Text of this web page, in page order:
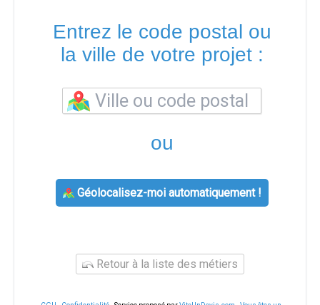
Entrez le code postal ou
la ville de votre projet :
ou
Géolocalisez-moi automatiquement !
Retour à la liste des métiers